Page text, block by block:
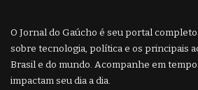
O Jornal do Gaúcho é seu portal
sobre tecnologia, política e os principais
Brasil e do mundo. Acompanhe em
impactam seu dia a dia.